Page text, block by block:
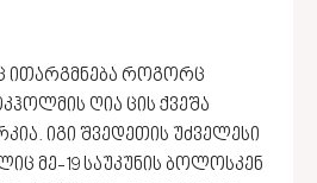
ითარგმნება როგორც
ღია ცის ქვეშა
იგი შვედეთის უძველესი
მე-19 საუკუნის ბოლოსკენ